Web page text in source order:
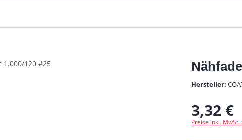
Hersteller:
Regulärer Preis:
3,32 €
Preise inkl.